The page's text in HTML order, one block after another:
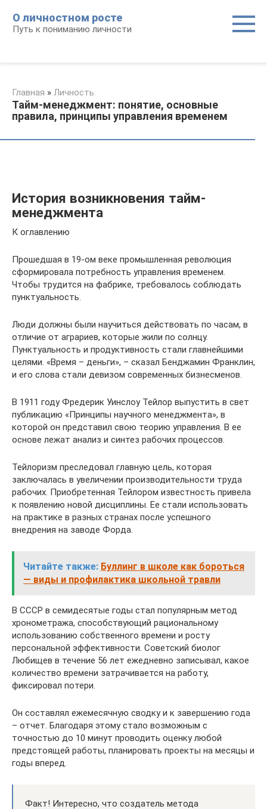
контенту
О личностном росте
Путь к пониманию личности
Главная » Личность
Тайм-менеджмент: понятие, основные
правила, принципы управления временем
История возникновения тайм-
менеджмента
К оглавлению
Прошедшая в 19-ом веке промышленная революция
сформировала потребность управления временем.
Чтобы трудится на фабрике, требовалось соблюдать
пунктуальность.
Люди должны были научиться действовать по часам, в
отличие от аграриев, которые жили по солнцу.
Пунктуальность и продуктивность стали главнейшими
целями. «Время – деньги», – сказал Бенджамин Франклин,
и его слова стали девизом современных бизнесменов.
В 1911 году Фредерик Уинслоу Тейлор выпустить в свет
публикацию «Принципы научного менеджмента», в
которой он представил свою теорию управления. В ее
основе лежат анализ и синтез рабочих процессов.
Тейлоризм преследовал главную цель, которая
заключалась в увеличении производительности труда
рабочих. Приобретенная Тейлором известность привела
к появлению новой дисциплины. Ее стали использовать
на практике в разных странах после успешного
внедрения на заводе Форда.
Читайте также: Буллинг в школе как бороться
— виды и профилактика школьной травли
В СССР в семидесятые годы стал популярным метод
хронометража, способствующий рациональному
использованию собственного времени и росту
персональной эффективности. Советский биолог
Любищев в течение 56 лет ежедневно записывал, какое
количество времени затрачивается на работу,
фиксировал потери.
Он составлял ежемесячную сводку и к завершению года
– отчет. Благодаря этому стало возможным с
точностью до 10 минут проводить оценку любой
предстоящей работы, планировать проекты на месяцы и
годы вперед.
Факт! Интересно, что создатель метода